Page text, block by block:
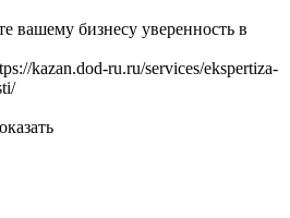
вашему бизнесу уверенность в
kazan.dod-ru.ru/services/ekspertiza-